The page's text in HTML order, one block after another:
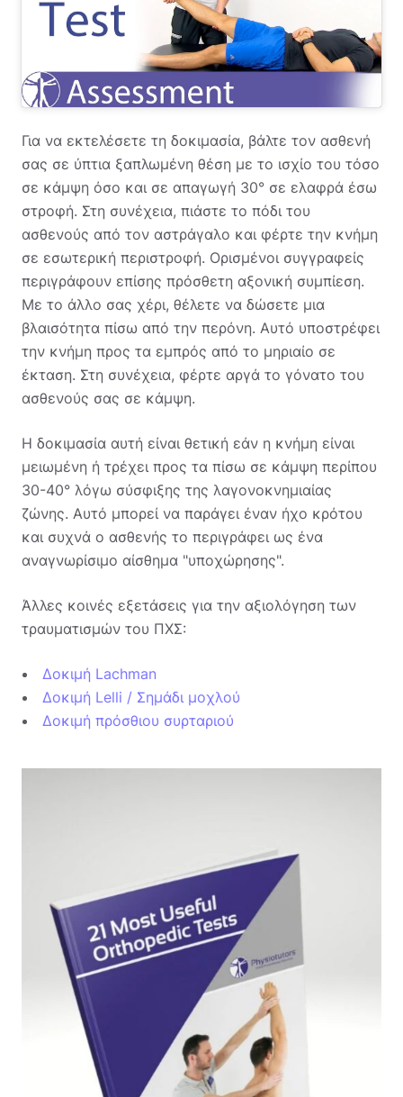
Για να εκτελέσετε τη δοκιμασία, βάλτε τον ασθενή
σας σε ύπτια ξαπλωμένη θέση με το ισχίο του τόσο
σε κάμψη όσο και σε απαγωγή 30° σε ελαφρά έσω
στροφή. Στη συνέχεια, πιάστε το πόδι του
ασθενούς από τον αστράγαλο και φέρτε την κνήμη
σε εσωτερική περιστροφή. Ορισμένοι συγγραφείς
περιγράφουν επίσης πρόσθετη αξονική συμπίεση.
Με το άλλο σας χέρι, θέλετε να δώσετε μια
βλαισότητα πίσω από την περόνη. Αυτό υποστρέφει
την κνήμη προς τα εμπρός από το μηριαίο σε
έκταση. Στη συνέχεια, φέρτε αργά το γόνατο του
ασθενούς σας σε κάμψη.
Η δοκιμασία αυτή είναι θετική εάν η κνήμη είναι
μειωμένη ή τρέχει προς τα πίσω σε κάμψη περίπου
30-40° λόγω σύσφιξης της λαγονοκνημιαίας
ζώνης. Αυτό μπορεί να παράγει έναν ήχο κρότου
και συχνά ο ασθενής το περιγράφει ως ένα
αναγνωρίσιμο αίσθημα "υποχώρησης".
Άλλες κοινές εξετάσεις για την αξιολόγηση των
τραυματισμών του ΠΧΣ:
Δοκιμή Lachman
Δοκιμή Lelli / Σημάδι μοχλού
Δοκιμή πρόσθιου συρταριού